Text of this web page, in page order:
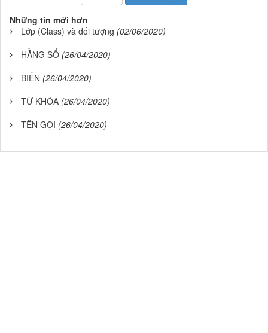
Những tin mới hơn
Lớp (Class) và đối tượng (02/06/2020)
HẰNG SỐ (26/04/2020)
BIẾN (26/04/2020)
TỪ KHÓA (26/04/2020)
TÊN GỌI (26/04/2020)